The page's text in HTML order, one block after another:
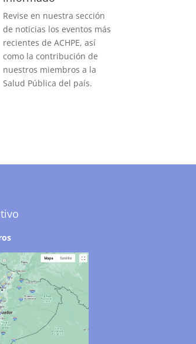
Revise en nuestra sección
de noticias los eventos más
recientes de ACHPE, así
como la contribución de
nuestros miembros a la
Salud Pública del país.